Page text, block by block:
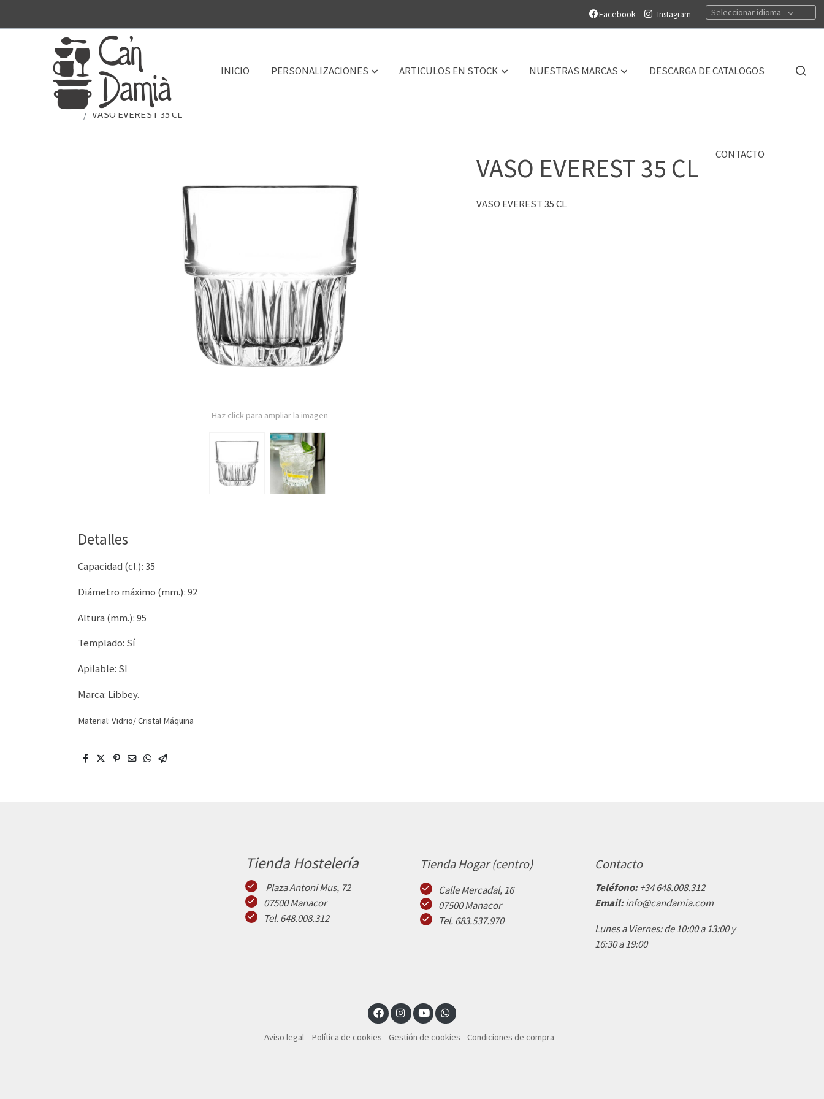
Facebook Instagram Seleccionar idioma
INICIO PERSONALIZACIONES ARTICULOS EN STOCK NUESTRAS MARCAS DESCARGA DE CATALOGOS
CONTACTO
VASO EVEREST 35 CL
Haz click para ampliar la imagen
Detalles
Capacidad (cl.): 35
Diámetro máximo (mm.): 92
Altura (mm.): 95
Templado: Sí
Apilable: SI
Marca: Libbey.
Material: Vidrio/ Cristal Máquina
VASO EVEREST 35 CL
VASO EVEREST 35 CL
Tienda Hostelería
Plaza Antoni Mus, 72
07500 Manacor
Tel. 648.008.312
Tienda Hogar (centro)
Calle Mercadal, 16
07500 Manacor
Tel. 683.537.970
Contacto
Teléfono:+34 648.008.312
Email:info@candamia.com
Lunes a Viernes: de 10:00 a 13:00 y
16:30 a 19:00
Aviso legal Política de cookies Gestión de cookies Condiciones de compra